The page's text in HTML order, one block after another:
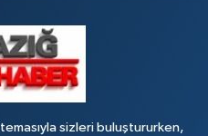
sizleri buluştururken,